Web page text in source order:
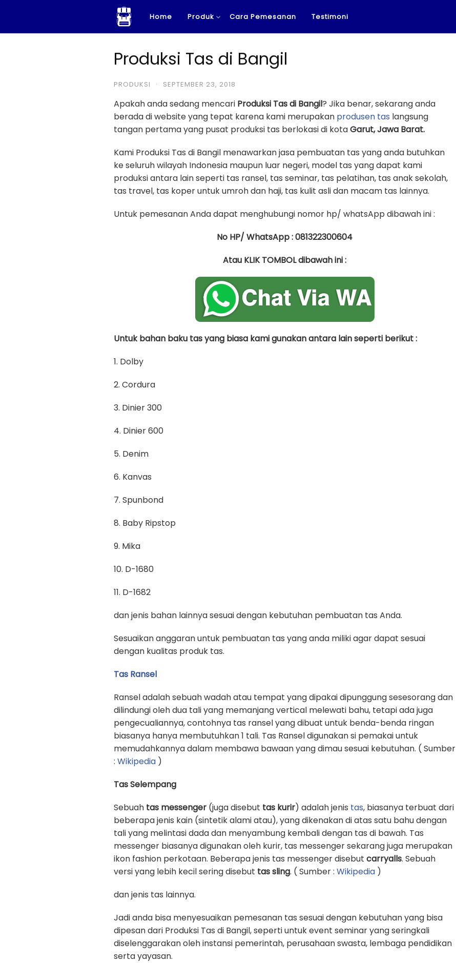
content
Home Produk Cara Pemesanan Testimoni
Produksi Tas di Bangil
PRODUKSI · SEPTEMBER 23, 2018
Apakah anda sedang mencari Produksi Tas di Bangil? Jika benar, sekarang anda
berada di website yang tepat karena kami merupakan produsen tas langsung
tangan pertama yang pusat produksi tas berlokasi di kotaGarut, Jawa Barat.
Kami Produksi Tas di Bangil menawarkan jasa pembuatan tas yang anda butuhkan
ke seluruh wilayah Indonesia maupun luar negeri, model tas yang dapat kami
produksi antara lain seperti tas ransel, tas seminar, tas pelatihan, tas anak sekolah,
tas travel, tas koper untuk umroh dan haji, tas kulit asli dan macam tas lainnya.
Untuk pemesanan Anda dapat menghubungi nomor hp/ whatsApp dibawah ini :
No HP/ WhatsApp : 081322300604
Atau KLIK TOMBOL dibawah ini :
Untuk bahan baku tas yang biasa kami gunakan antara lain seperti berikut :
1. Dolby
2. Cordura
3. Dinier 300
4. Dinier 600
5. Denim
6. Kanvas
7. Spunbond
8. Baby Ripstop
9. Mika
10. D-1680
11. D-1682
dan jenis bahan lainnya sesuai dengan kebutuhan pembuatan tas Anda.
Sesuaikan anggaran untuk pembuatan tas yang anda miliki agar dapat sesuai
dengan kualitas produk tas.
Tas Ransel
Ransel adalah sebuah wadah atau tempat yang dipakai dipunggung sesesorang dan
dilindungi oleh dua tali yang memanjang vertical melewati bahu, tetapi ada juga
pengecualiannya, contohnya tas ransel yang dibuat untuk benda-benda ringan
biasanya hanya membutuhkan 1 tali. Tas Ransel digunakan si pemakai untuk
memudahkannya dalam membawa bawaan yang dimau sesuai kebutuhan. ( Sumber
: Wikipedia )
Tas Selempang
Sebuah tas messenger (juga disebut tas kurir) adalah jenis tas, biasanya terbuat dari
beberapa jenis kain (sintetik alami atau), yang dikenakan di atas satu bahu dengan
tali yang melintasi dada dan menyambung kembali dengan tas di bawah. Tas
messenger biasanya digunakan oleh kurir, tas messenger sekarang juga merupakan
ikon fashion perkotaan. Beberapa jenis tas messenger disebut carryalls. Sebuah
versi yang lebih kecil sering disebut tas sling. ( Sumber : Wikipedia )
dan jenis tas lainnya.
Jadi anda bisa menyesuaikan pemesanan tas sesuai dengan kebutuhan yang bisa
dipesan dari Produksi Tas di Bangil, seperti untuk event seminar yang seringkali
diselenggarakan oleh instansi pemerintah, perusahaan swasta, lembaga pendidikan
serta yayasan.